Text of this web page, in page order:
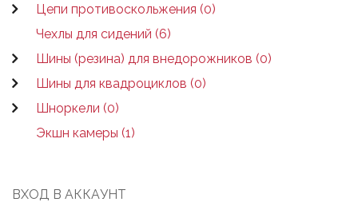
Цепи противоскольжения (0)
Чехлы для сидений (6)
Шины (резина) для внедорожников (0)
Шины для квадроциклов (0)
Шноркели (0)
Экшн камеры (1)
ВХОД В АККАУНТ